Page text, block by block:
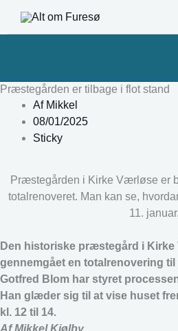
Præstegården er tilbage i flot stand
AfMikkel
08/01/2025
Sticky
Præstegården i Kirke Værløse er
totalrenoveret. Man kan se,
11. januar.
Den historiske præstegård i
gennemgået en totalrenovering til
Gotfred Blom har styret
Han glæder sig til at vise huset
kl. 12 til 14.
Af Mikkel Kjølby